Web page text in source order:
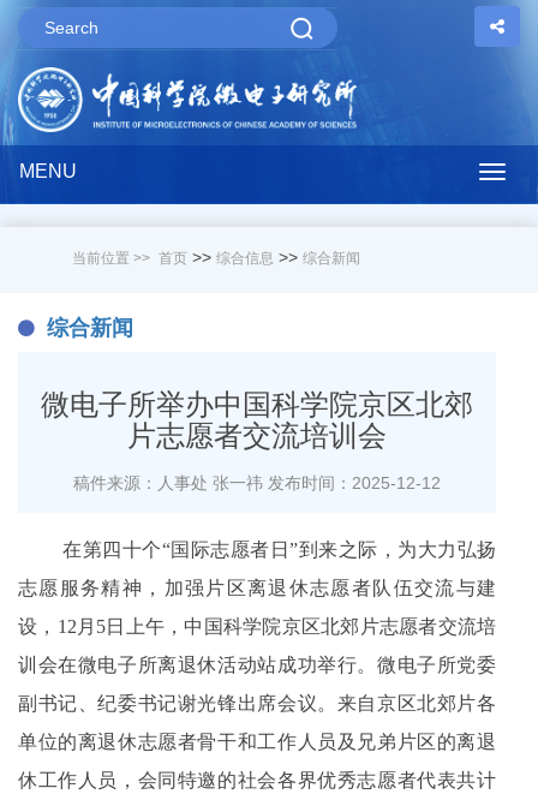
MENU
当前位置 >> 首页 >> 综合信息 >> 综合新闻
综合新闻
微电子所举办中国科学院京区北郊
片志愿者交流培训会
稿件来源：人事处 张一祎 发布时间：2025-12-12
在第四十个“国际志愿者日”到来之际，为大力弘扬
志愿服务精神，加强片区离退休志愿者队伍交流与建
设，12月5日上午，中国科学院京区北郊片志愿者交流培
训会在微电子所离退休活动站成功举行。微电子所党委
副书记、纪委书记谢光锋出席会议。来自京区北郊片各
单位的离退休志愿者骨干和工作人员及兄弟片区的离退
休工作人员，会同特邀的社会各界优秀志愿者代表共计